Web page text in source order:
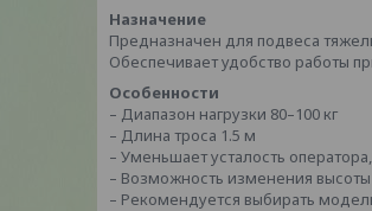
Назначение
Предназначен для подвеса
Обеспечивает удобство работы
Особенности
– Диапазон нагрузки 80–100 кг
– Длина троса 1.5 м
– Уменьшает усталость
– Возможность изменения
– Рекомендуется выбирать